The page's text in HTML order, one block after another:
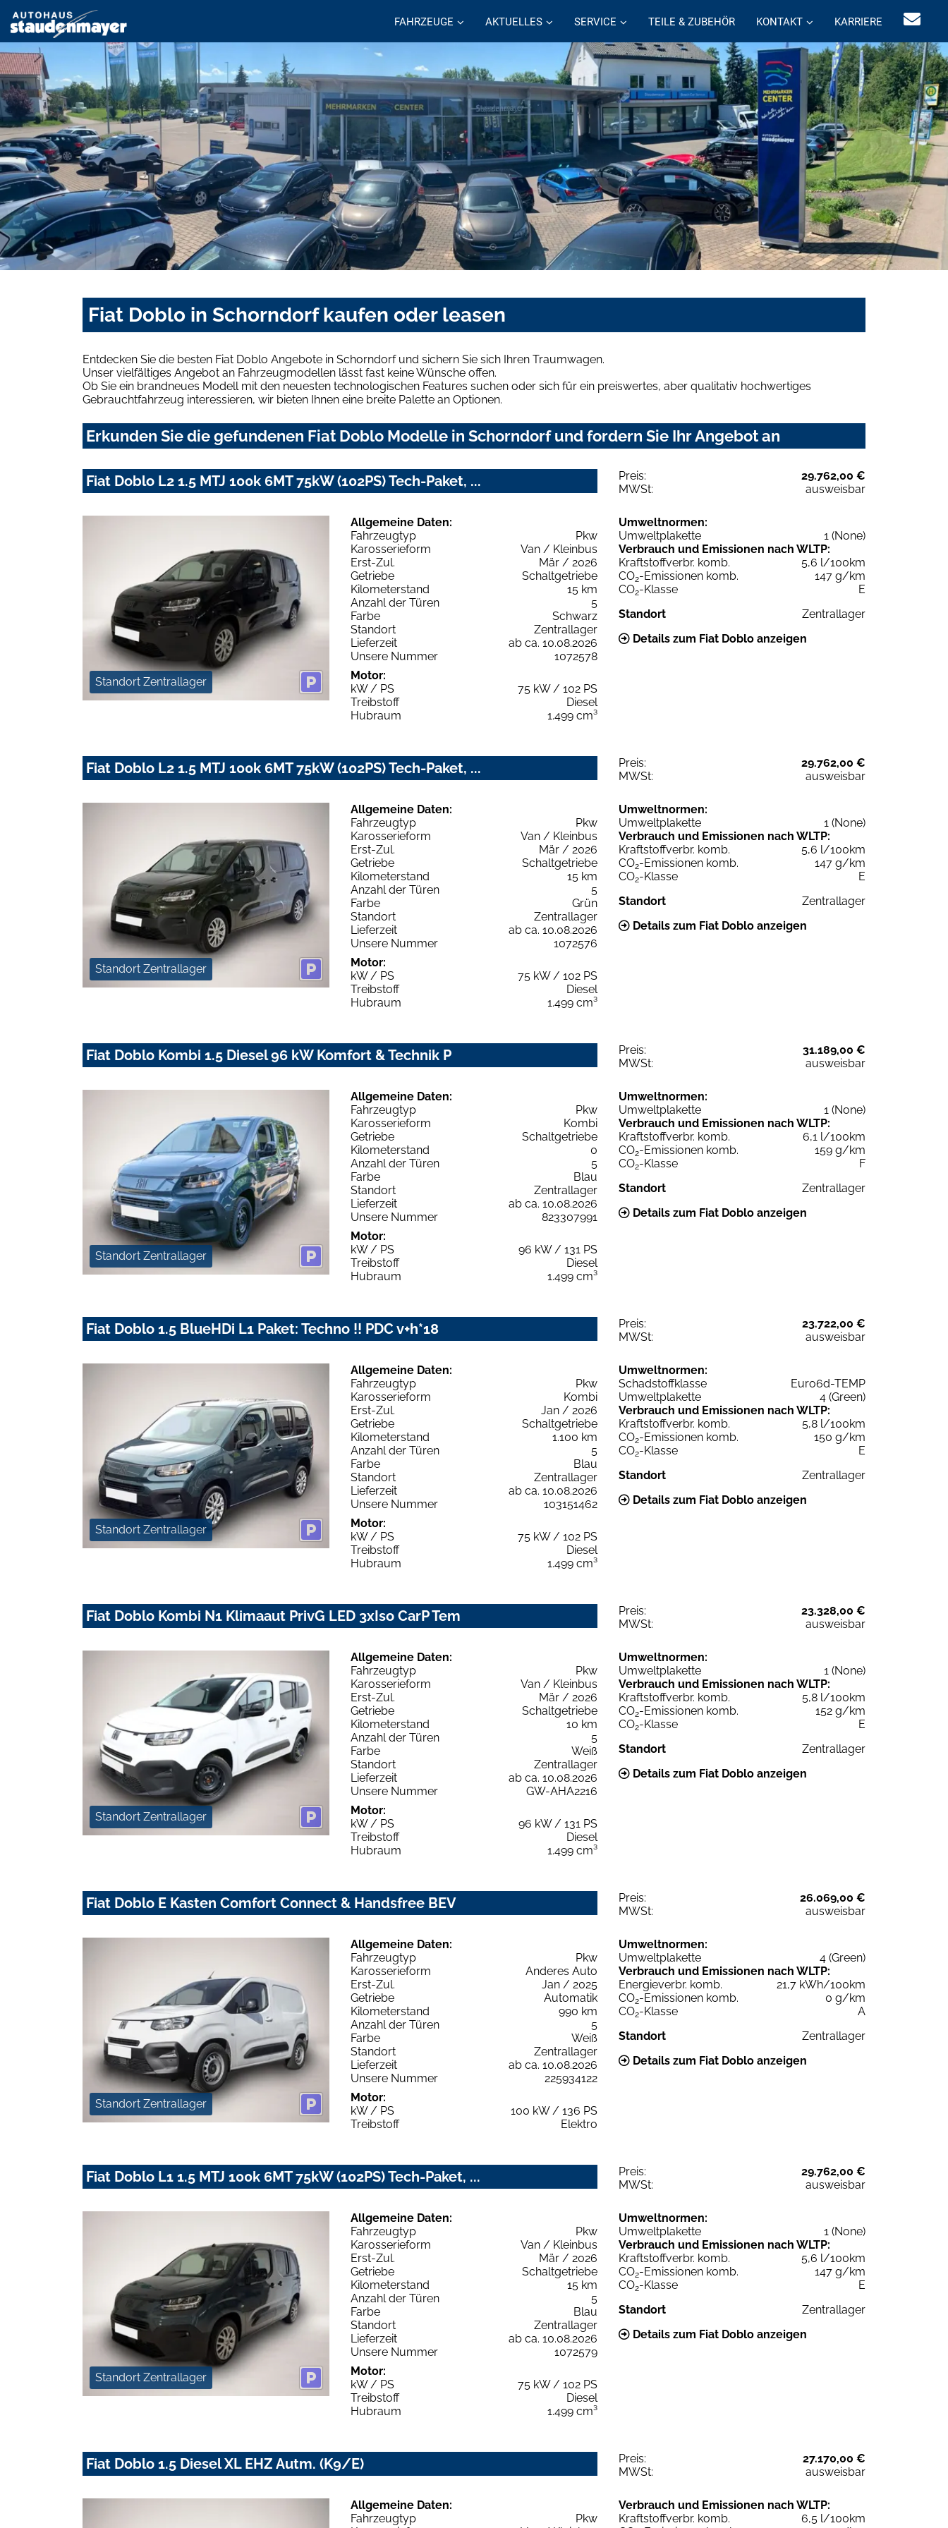
FAHRZEUGE AKTUELLES SERVICE TEILE & ZUBEHÖR KONTAKT KARRIERE
Fiat Doblo in Schorndorf kaufen oder leasen
Entdecken Sie die besten Fiat Doblo Angebote in Schorndorf und sichern Sie sich Ihren Traumwagen.
Unser vielfältiges Angebot an Fahrzeugmodellen lässt fast keine Wünsche offen.
Ob Sie ein brandneues Modell mit den neuesten technologischen Features suchen oder sich für ein preiswertes, aber qualitativ hochwertiges
Gebrauchtfahrzeug interessieren, wir bieten Ihnen eine breite Palette an Optionen.
Erkunden Sie die gefundenen Fiat Doblo Modelle in Schorndorf und fordern Sie Ihr Angebot an
Fiat Doblo L2 1.5 MTJ 100k 6MT 75kW (102PS) Tech-Paket, ... Preis:
29.762,00 €
MWSt:
ausweisbar
Standort Zentrallager
Allgemeine Daten:
Fahrzeugtyp
Pkw
Karosserieform
Van / Kleinbus
Erst-Zul.
Mär / 2026
Getriebe
Schaltgetriebe
Kilometerstand
15 km
Anzahl der Türen
5
Farbe
Schwarz
Standort
Zentrallager
Lieferzeit
ab ca. 10.08.2026
Unsere Nummer
1072578
Motor:
kW / PS
75 kW / 102 PS
Treibstoff
Diesel
Hubraum
1.499 cm³
Umweltnormen:
Umweltplakette
1 (None)
Verbrauch und Emissionen nach WLTP:
Kraftstoffverbr. komb.
5,6 l/100km
CO2-Emissionen komb.
147 g/km
CO2-Klasse
E
Standort
Zentrallager
Details zum Fiat Doblo anzeigen
Fiat Doblo L2 1.5 MTJ 100k 6MT 75kW (102PS) Tech-Paket, ... Preis:
29.762,00 €
MWSt:
ausweisbar
Standort Zentrallager
Allgemeine Daten:
Fahrzeugtyp
Pkw
Karosserieform
Van / Kleinbus
Erst-Zul.
Mär / 2026
Getriebe
Schaltgetriebe
Kilometerstand
15 km
Anzahl der Türen
5
Farbe
Grün
Standort
Zentrallager
Lieferzeit
ab ca. 10.08.2026
Unsere Nummer
1072576
Motor:
kW / PS
75 kW / 102 PS
Treibstoff
Diesel
Hubraum
1.499 cm³
Umweltnormen:
Umweltplakette
1 (None)
Verbrauch und Emissionen nach WLTP:
Kraftstoffverbr. komb.
5,6 l/100km
CO2-Emissionen komb.
147 g/km
CO2-Klasse
E
Standort
Zentrallager
Details zum Fiat Doblo anzeigen
Fiat Doblo Kombi 1.5 Diesel 96 kW Komfort & Technik P Preis:
31.189,00 €
MWSt:
ausweisbar
Standort Zentrallager
Allgemeine Daten:
Fahrzeugtyp
Pkw
Karosserieform
Kombi
Getriebe
Schaltgetriebe
Kilometerstand
0
Anzahl der Türen
5
Farbe
Blau
Standort
Zentrallager
Lieferzeit
ab ca. 10.08.2026
Unsere Nummer
823307991
Motor:
kW / PS
96 kW / 131 PS
Treibstoff
Diesel
Hubraum
1.499 cm³
Umweltnormen:
Umweltplakette
1 (None)
Verbrauch und Emissionen nach WLTP:
Kraftstoffverbr. komb.
6,1 l/100km
CO2-Emissionen komb.
159 g/km
CO2-Klasse
F
Standort
Zentrallager
Details zum Fiat Doblo anzeigen
Fiat Doblo 1.5 BlueHDi L1 Paket: Techno !! PDC v+h*18 Preis:
23.722,00 €
MWSt:
ausweisbar
Standort Zentrallager
Allgemeine Daten:
Fahrzeugtyp
Pkw
Karosserieform
Kombi
Erst-Zul.
Jan / 2026
Getriebe
Schaltgetriebe
Kilometerstand
1.100 km
Anzahl der Türen
5
Farbe
Blau
Standort
Zentrallager
Lieferzeit
ab ca. 10.08.2026
Unsere Nummer
103151462
Motor:
kW / PS
75 kW / 102 PS
Treibstoff
Diesel
Hubraum
1.499 cm³
Umweltnormen:
Schadstoffklasse
Euro6d-TEMP
Umweltplakette
4 (Green)
Verbrauch und Emissionen nach WLTP:
Kraftstoffverbr. komb.
5,8 l/100km
CO2-Emissionen komb.
150 g/km
CO2-Klasse
E
Standort
Zentrallager
Details zum Fiat Doblo anzeigen
Fiat Doblo Kombi N1 Klimaaut PrivG LED 3xIso CarP Tem Preis:
23.328,00 €
MWSt:
ausweisbar
Standort Zentrallager
Allgemeine Daten:
Fahrzeugtyp
Pkw
Karosserieform
Van / Kleinbus
Erst-Zul.
Mär / 2026
Getriebe
Schaltgetriebe
Kilometerstand
10 km
Anzahl der Türen
5
Farbe
Weiß
Standort
Zentrallager
Lieferzeit
ab ca. 10.08.2026
Unsere Nummer
GW-AHA2216
Motor:
kW / PS
96 kW / 131 PS
Treibstoff
Diesel
Hubraum
1.499 cm³
Umweltnormen:
Umweltplakette
1 (None)
Verbrauch und Emissionen nach WLTP:
Kraftstoffverbr. komb.
5,8 l/100km
CO2-Emissionen komb.
152 g/km
CO2-Klasse
E
Standort
Zentrallager
Details zum Fiat Doblo anzeigen
Fiat Doblo E Kasten Comfort Connect & Handsfree BEV Preis:
26.069,00 €
MWSt:
ausweisbar
Standort Zentrallager
Allgemeine Daten:
Fahrzeugtyp
Pkw
Karosserieform
Anderes Auto
Erst-Zul.
Jan / 2025
Getriebe
Automatik
Kilometerstand
990 km
Anzahl der Türen
5
Farbe
Weiß
Standort
Zentrallager
Lieferzeit
ab ca. 10.08.2026
Unsere Nummer
225934122
Motor:
kW / PS
100 kW / 136 PS
Treibstoff
Elektro
Umweltnormen:
Umweltplakette
4 (Green)
Verbrauch und Emissionen nach WLTP:
Energieverbr. komb.
21,7 kWh/100km
CO2-Emissionen komb.
0 g/km
CO2-Klasse
A
Standort
Zentrallager
Details zum Fiat Doblo anzeigen
Fiat Doblo L1 1.5 MTJ 100k 6MT 75kW (102PS) Tech-Paket, ... Preis:
29.762,00 €
MWSt:
ausweisbar
Standort Zentrallager
Allgemeine Daten:
Fahrzeugtyp
Pkw
Karosserieform
Van / Kleinbus
Erst-Zul.
Mär / 2026
Getriebe
Schaltgetriebe
Kilometerstand
15 km
Anzahl der Türen
5
Farbe
Blau
Standort
Zentrallager
Lieferzeit
ab ca. 10.08.2026
Unsere Nummer
1072579
Motor:
kW / PS
75 kW / 102 PS
Treibstoff
Diesel
Hubraum
1.499 cm³
Umweltnormen:
Umweltplakette
1 (None)
Verbrauch und Emissionen nach WLTP:
Kraftstoffverbr. komb.
5,6 l/100km
CO2-Emissionen komb.
147 g/km
CO2-Klasse
E
Standort
Zentrallager
Details zum Fiat Doblo anzeigen
Fiat Doblo 1.5 Diesel XL EHZ Autm. (K9/E) Preis:
27.170,00 €
MWSt:
ausweisbar
Allgemeine Daten:
Fahrzeugtyp
Pkw
Verbrauch und Emissionen nach WLTP:
Kraftstoffverbr. komb.
6,5 l/100km